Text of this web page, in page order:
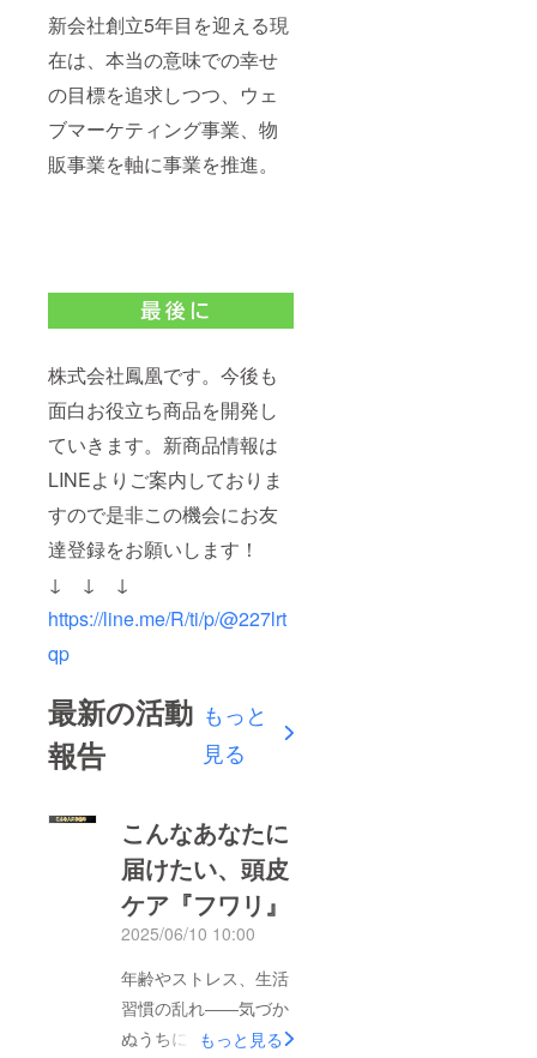
新会社創立5年目を迎える現
在は、本当の意味での幸せ
の目標を追求しつつ、ウェ
ブマーケティング事業、物
販事業を軸に事業を推進。
株式会社鳳凰です。今後も
面白お役立ち商品を開発し
ていきます。新商品情報は
LINEよりご案内しておりま
すので是非この機会にお友
達登録をお願いします！
↓ ↓ ↓
https://line.me/R/ti/p/@227lrt
qp
最新の活動
報告
もっと
見る
こんなあなたに
届けたい、頭皮
ケア『フワリ』
2025/06/10 10:00
年齢やストレス、生活
習慣の乱れ――気づか
ぬうちに、頭皮と髪の
もっと見る